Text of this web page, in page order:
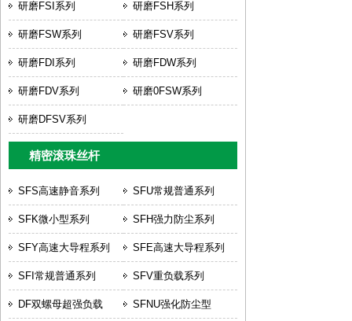
研磨FSI系列 研磨FSH系列
研磨FSW系列 研磨FSV系列
研磨FDI系列 研磨FDW系列
研磨FDV系列 研磨0FSW系列
研磨DFSV系列
精密滚珠丝杆
SFS高速静音系列 SFU常规普通系列
SFK微小型系列 SFH强力防尘系列
SFY高速大导程系列 SFE高速大导程系列
SFI常规普通系列 SFV重负载系列
DF双螺母超强负载 SFNU强化防尘型